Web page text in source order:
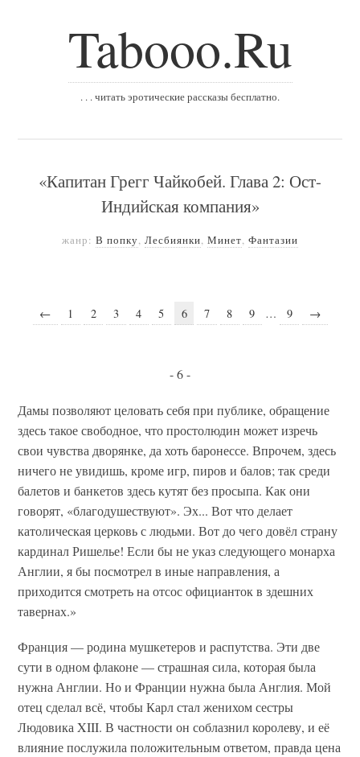
Tabooo.Ru
. . . читать эротические рассказы бесплатно.
«Капитан Грегг Чайкобей. Глава 2: Ост-
Индийская компания»
жанр: В попку, Лесбиянки, Минет, Фантазии
← 1 2 3 4 5 6 7 8 9 … 9 →
- 6 -
Дамы позволяют целовать себя при публике, обращение
здесь такое свободное, что простолюдин может изречь
свои чувства дворянке, да хоть баронессе. Впрочем, здесь
ничего не увидишь, кроме игр, пиров и балов; так среди
балетов и банкетов здесь кутят без просыпа. Как они
говорят, «благодушествуют». Эх... Вот что делает
католическая церковь с людьми. Вот до чего довёл страну
кардинал Ришелье! Если бы не указ следующего монарха
Англии, я бы посмотрел в иные направления, а
приходится смотреть на отсос официанток в здешних
тавернах.»
Франция — родина мушкетеров и распутства. Эти две
сути в одном флаконе — страшная сила, которая была
нужна Англии. Но и Франции нужна была Англия. Мой
отец сделал всё, чтобы Карл стал женихом сестры
Людовика XIII. В частности он соблазнил королеву, и её
влияние послужила положительным ответом, правда цена